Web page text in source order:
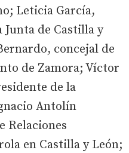
Leticia García,
de Castilla y
concejal de
de Zamora; Víctor
de la
Antolín
Relaciones
en Castilla y León;